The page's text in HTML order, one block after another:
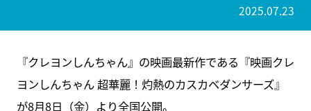
2025.07.23
『クレヨンしんちゃん』の映画最新作である『映画クレ
ヨンしんちゃん 超華麗！灼熱のカスカベダンサーズ』
が8月8日（金）より全国公開。